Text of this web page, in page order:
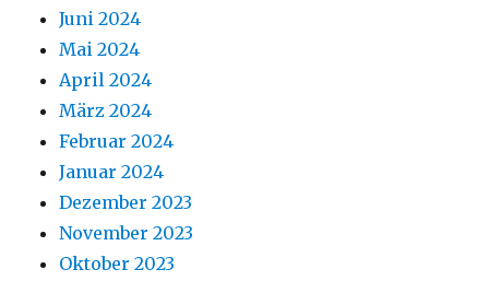
Juni 2024
Mai 2024
April 2024
März 2024
Februar 2024
Januar 2024
Dezember 2023
November 2023
Oktober 2023